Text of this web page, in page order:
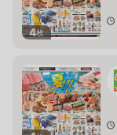
4枚